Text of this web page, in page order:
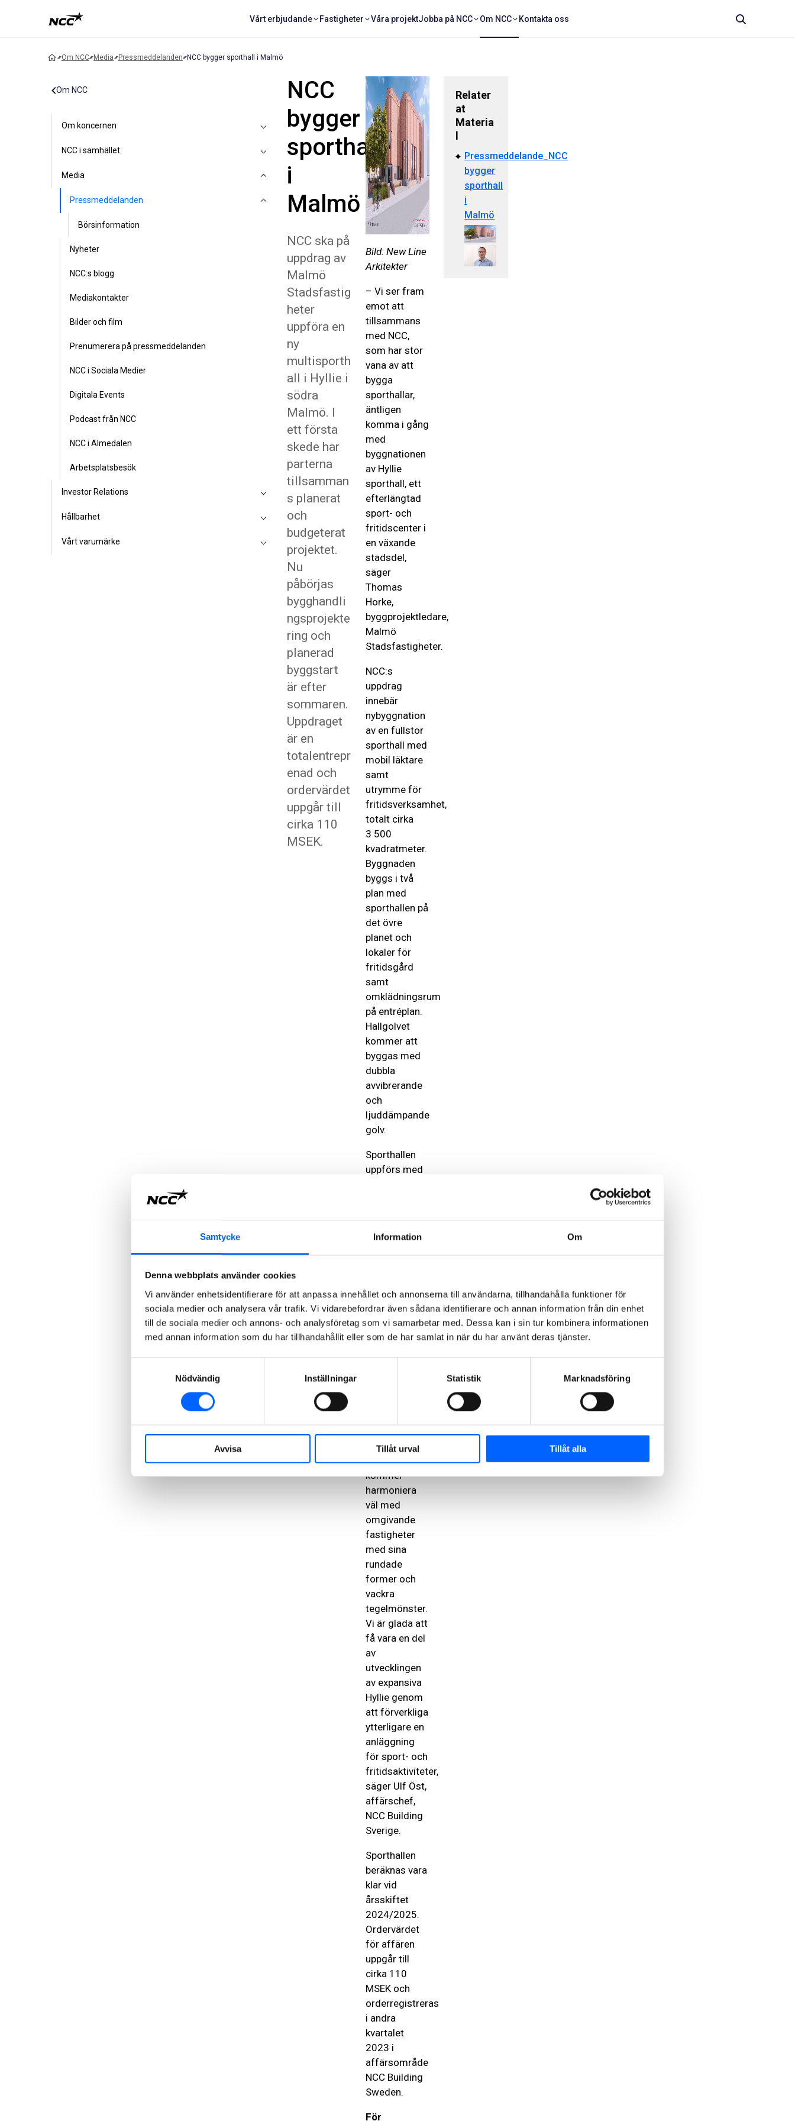
Samtycke Information Om
Denna webbplats använder cookies
Vi använder enhetsidentifierare för att anpassa innehållet och annonserna till användarna, tillhandahålla funktioner för
sociala medier och analysera vår trafik. Vi vidarebefordrar även sådana identifierare och annan information från din enhet
till de sociala medier och annons- och analysföretag som vi samarbetar med. Dessa kan i sin tur kombinera informationen
med annan information som du har tillhandahållit eller som de har samlat in när du har använt deras tjänster.
Nödvändig
Inställningar Statistik Marknadsföring
Avvisa Tillåt urval Tillåt alla
Vårt erbjudande Fastigheter Våra projektJobba på NCC Om NCC Kontakta oss
Om NCC Media Pressmeddelanden NCC bygger sporthall i Malmö
Om NCC
Om koncernen
NCC i samhället
Media
Pressmeddelanden
Börsinformation
Nyheter
NCC:s blogg
Mediakontakter
Bilder och film
Prenumerera på pressmeddelanden
NCC i Sociala Medier
Digitala Events
Podcast från NCC
NCC i Almedalen
Arbetsplatsbesök
Investor Relations
Hållbarhet
Vårt varumärke
NCC
bygger
sporthall
i
Malmö
NCC ska på
uppdrag av
Malmö
Stadsfastig
heter
uppföra en
ny
multisporth
all i Hyllie i
södra
Malmö. I
ett första
skede har
parterna
tillsamman
s planerat
och
budgeterat
projektet.
Nu
påbörjas
bygghandli
ngsprojekte
ring och
planerad
byggstart
är efter
sommaren.
Uppdraget
är en
totalentrepr
enad och
ordervärdet
uppgår till
cirka 110
MSEK.
Bild: New Line
Arkitekter
– Vi ser fram
emot att
tillsammans
med NCC,
som har stor
vana av att
bygga
sporthallar,
äntligen
komma i gång
med
byggnationen
av Hyllie
sporthall, ett
efterlängtad
sport- och
fritidscenter i
en växande
stadsdel,
säger
Thomas
Horke,
byggprojektledare,
Malmö
Stadsfastigheter.
NCC:s
uppdrag
innebär
nybyggnation
av en fullstor
sporthall med
mobil läktare
samt
utrymme för
fritidsverksamhet,
totalt cirka
3 500
kvadratmeter.
Byggnaden
byggs i två
plan med
sporthallen på
det övre
planet och
lokaler för
fritidsgård
samt
omklädningsrum
på entréplan.
Hallgolvet
kommer att
byggas med
dubbla
avvibrerande
och
ljuddämpande
golv.
Sporthallen
uppförs med
skapar ett
spännande
Projektet
kommer att
utföras med
delvis
– Hyllies nya
sporthall
kommer
harmoniera
väl med
omgivande
fastigheter
med sina
rundade
former och
vackra
tegelmönster.
Vi är glada att
få vara en del
av
utvecklingen
av expansiva
Hyllie genom
att förverkliga
ytterligare en
anläggning
för sport- och
fritidsaktiviteter,
säger Ulf Öst,
affärschef,
NCC Building
Sverige.
Sporthallen
beräknas vara
klar vid
årsskiftet
2024/2025.
Ordervärdet
för affären
uppgår till
cirka 110
MSEK och
orderregistreras
i andra
kvartalet
2023 i
affärsområde
NCC Building
Sweden.
För
Relater
at
Materia
Pressmeddelande_NCC
bygger
sporthall
i
Malmö